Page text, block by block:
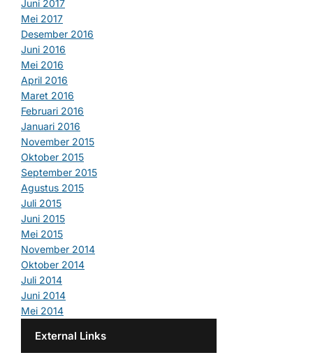
Juni 2017
Mei 2017
Desember 2016
Juni 2016
Mei 2016
April 2016
Maret 2016
Februari 2016
Januari 2016
November 2015
Oktober 2015
September 2015
Agustus 2015
Juli 2015
Juni 2015
Mei 2015
November 2014
Oktober 2014
Juli 2014
Juni 2014
Mei 2014
External Links